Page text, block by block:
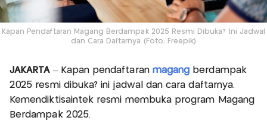
Kapan Pendaftaran Magang Berdampak 2025 Resmi Dibuka? Ini Jadwal
dan Cara Daftarnya (Foto: Freepik)
JAKARTA– Kapan pendaftaran magang berdampak
2025 resmi dibuka? ini jadwal dan cara daftarnya.
Kemendiktisaintek resmi membuka program Magang
Berdampak 2025.